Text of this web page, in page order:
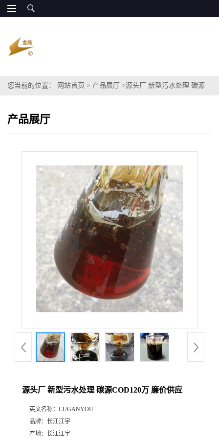
您当前的位置： 网站首页 > 产品展厅 >源头厂 新型污水处理 碳源
产品展厅
源头厂 新型污水处理 碳源COD120万 廉价供应
英文名称： CUGANYOU
品牌： 长江江宇
产地： 长江江宇